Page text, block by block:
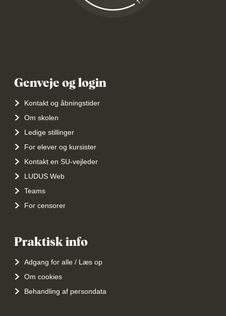
Genveje og login
Kontakt og åbningstider
Om skolen
Ledige stillinger
For elever og kursister
Kontakt en SU-vejleder
LUDUS Web
Teams
For censorer
Praktisk info
Adgang for alle / Læs op
Om cookies
Behandling af persondata